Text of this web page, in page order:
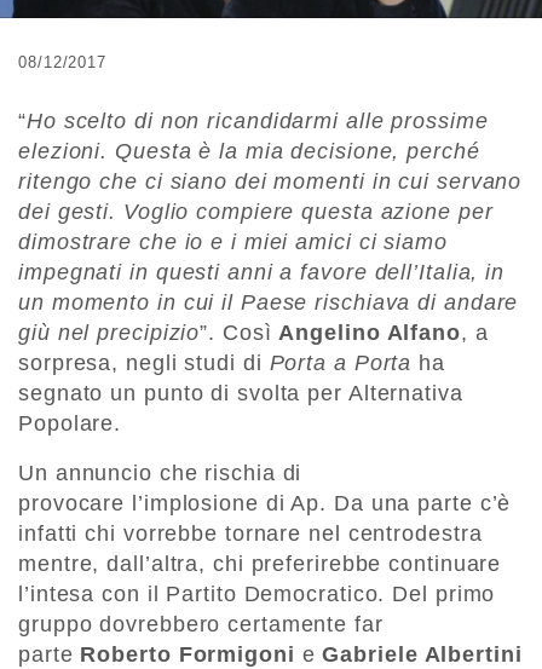
08/12/2017
“Ho scelto di non ricandidarmi alle prossime
elezioni. Questa è la mia decisione, perché
ritengo che ci siano dei momenti in cui servano
dei gesti. Voglio compiere questa azione per
dimostrare che io e i miei amici ci siamo
impegnati in questi anni a favore dell’Italia, in
un momento in cui il Paese rischiava di andare
giù nel precipizio”. CosìAngelino Alfano, a
sorpresa, negli studi di Porta a Porta ha
segnato un punto di svolta per Alternativa
Popolare.
Un annuncio che rischia di
provocare l’implosione di Ap. Da una parte c’è
infatti chi vorrebbe tornare nel centrodestra
mentre, dall’altra, chi preferirebbe continuare
l’intesa con il Partito Democratico. Del primo
gruppo dovrebbero certamente far
parte Roberto Formigoni eGabriele Albertini